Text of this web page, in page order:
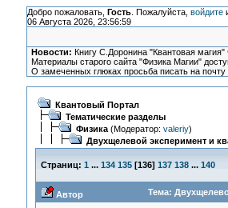
Добро пожаловать, Гость. Пожалуйста, войдите
06 Августа 2026, 23:56:59
Новости: Книгу С.Доронина "Квантовая магия"
Материалы старого сайта "Физика Магии"
О замеченных глюках просьба писать на почту
Квантовый Портал
Тематические разделы
Физика(Модератор: valeriy)
Двухщелевой эксперимент и
Страниц: 1 ... 134 135[136] 137 138 ... 140
Автор Тема: